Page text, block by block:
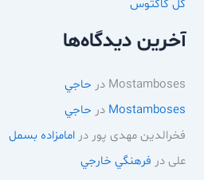
گل کاکتوس
آخرین دیدگاه‌ها
Mostamboses در حاجي
Mostamboses در حاجي
فخرالدین مهدی پور درامامزاده بسمل
علی در فرهنگي خارجي